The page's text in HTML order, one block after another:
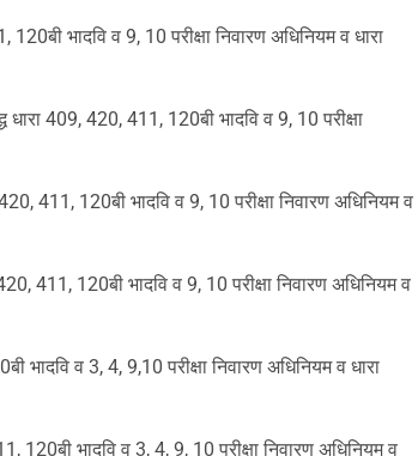
भादवि व 9, 10 परीक्षा निवारण अधिनियम व धारा
409, 420, 411, 120बी भादवि व 9, 10 परीक्षा
411, 120बी भादवि व 9, 10 परीक्षा निवारण अधिनियम व
411, 120बी भादवि व 9, 10 परीक्षा निवारण अधिनियम व
भादवि व 3, 4, 9,10 परीक्षा निवारण अधिनियम व धारा
120बी भादवि व 3, 4, 9, 10 परीक्षा निवारण अधिनियम व